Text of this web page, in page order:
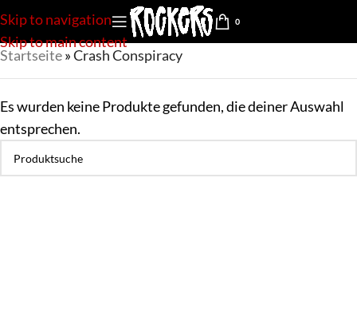
Skip to navigation
Skip to main content
0
Startseite»Crash Conspiracy
Es wurden keine Produkte gefunden, die deiner Auswahl
entsprechen.